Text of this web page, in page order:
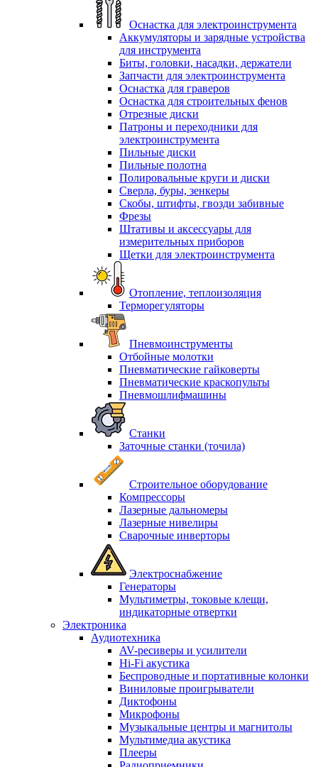
Оснастка для электроинструмента
Аккумуляторы и зарядные устройства
для инструмента
Биты, головки, насадки, держатели
Запчасти для электроинструмента
Оснастка для граверов
Оснастка для строительных фенов
Отрезные диски
Патроны и переходники для
электроинструмента
Пильные диски
Пильные полотна
Полировальные круги и диски
Сверла, буры, зенкеры
Скобы, штифты, гвозди забивные
Фрезы
Штативы и аксессуары для
измерительных приборов
Щетки для электроинструмента
Отопление, теплоизоляция
Терморегуляторы
Пневмоинструменты
Отбойные молотки
Пневматические гайковерты
Пневматические краскопульты
Пневмошлифмашины
Станки
Заточные станки (точила)
Строительное оборудование
Компрессоры
Лазерные дальномеры
Лазерные нивелиры
Сварочные инверторы
Электроснабжение
Генераторы
Мультиметры, токовые клещи,
индикаторные отвертки
Электроника
Аудиотехника
AV-ресиверы и усилители
Hi-Fi акустика
Беспроводные и портативные колонки
Виниловые проигрыватели
Диктофоны
Микрофоны
Музыкальные центры и магнитолы
Мультимедиа акустика
Плееры